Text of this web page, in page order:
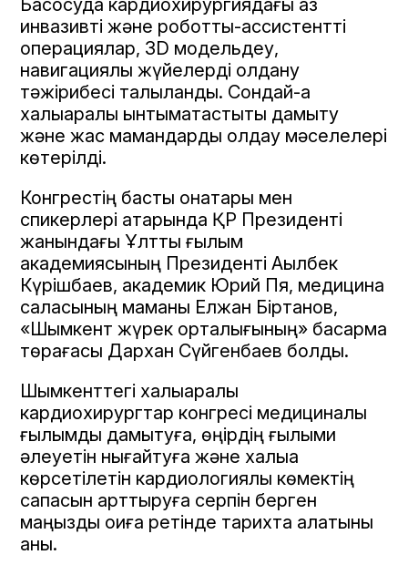
инвазивті және роботтық-ассистентті
операциялар, 3D модельдеу,
навигациялық жүйелерді қолдану
тәжірибесі талқыланды. Сондай-ақ
халықаралық ынтымақтастықты дамыту
және жас мамандарды қолдау мәселелері
көтерілді.
Конгрестің басты қонақтары мен
спикерлері қатарында ҚР Президенті
жанындағы Ұлттық ғылым
академиясының Президенті Ақылбек
Күрішбаев, академик Юрий Пя, медицина
саласының маманы Елжан Біртанов,
«Шымкент жүрек орталығының» басқарма
төрағасы Дархан Сүйгенбаев болды.
Шымкенттегі халықаралық
кардиохирургтар конгресі медициналық
ғылымды дамытуға, өңірдің ғылыми
әлеуетін нығайтуға және халыққа
көрсетілетін кардиологиялық көмектің
сапасын арттыруға серпін берген
маңызды оқиға ретінде тарихта қалатыны
анық.